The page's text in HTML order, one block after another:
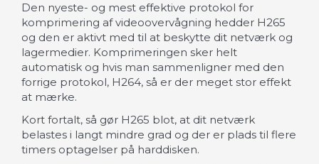
Den nyeste- og mest effektive protokol for
komprimering af videoovervågning hedder H265
og den er aktivt med til at beskytte dit netværk og
lagermedier. Komprimeringen sker helt
automatisk og hvis man sammenligner med den
forrige protokol, H264, så er der meget stor effekt
at mærke.
Kort fortalt, så gør H265 blot, at dit netværk
belastes i langt mindre grad og der er plads til flere
timers optagelser på harddisken.